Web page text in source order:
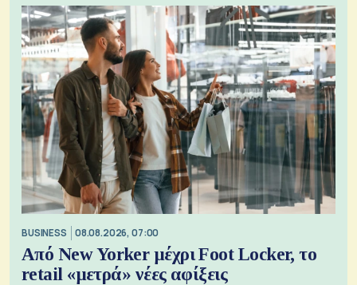
BUSINESS 08.08.2026, 07:00
Από New Yorker μέχρι Foot Locker, το
retail «μετρά» νέες αφίξεις